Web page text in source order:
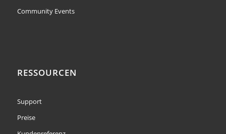
Community Events
RESSOURCEN
Support
Preise